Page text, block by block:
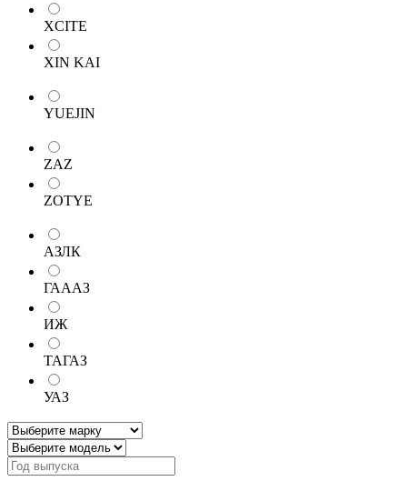
XCITE
XIN KAI
YUEJIN
ZAZ
ZOTYE
АЗЛК
ГАААЗ
ИЖ
ТАГАЗ
УАЗ